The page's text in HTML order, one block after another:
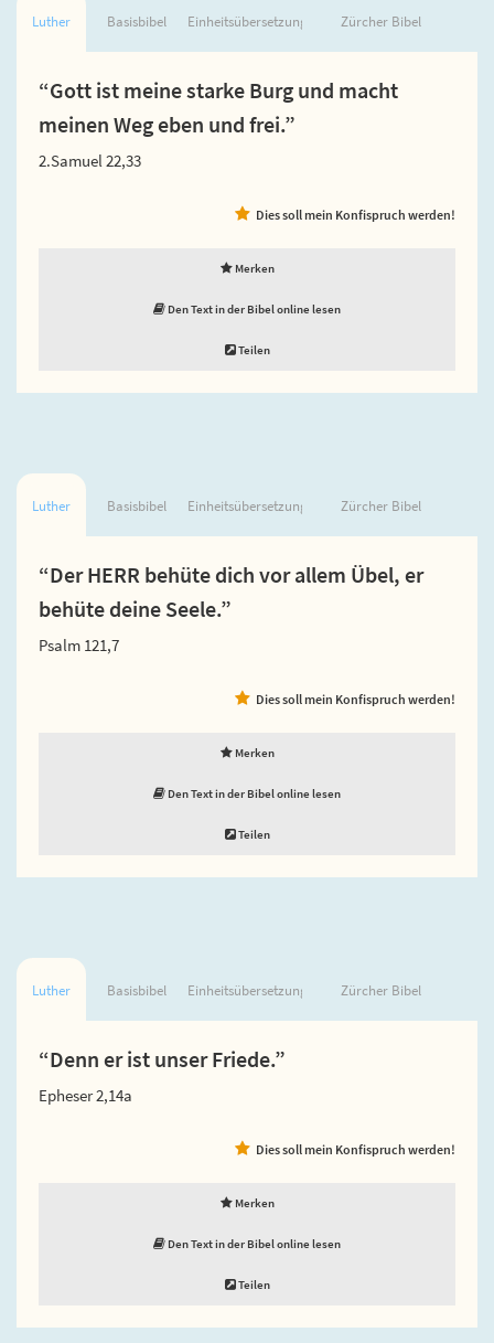
Luther Basisbibel Einheitsübersetzung Zürcher Bibel
“Gott ist meine starke Burg und macht
meinen Weg eben und frei.”
2.Samuel 22,33
Dies soll mein Konfispruch werden!
Merken
Den Text in der Bibel online lesen
Teilen
Luther Basisbibel Einheitsübersetzung Zürcher Bibel
“Der HERR behüte dich vor allem Übel, er
behüte deine Seele.”
Psalm 121,7
Dies soll mein Konfispruch werden!
Merken
Den Text in der Bibel online lesen
Teilen
Luther Basisbibel Einheitsübersetzung Zürcher Bibel
“Denn er ist unser Friede.”
Epheser 2,14a
Dies soll mein Konfispruch werden!
Merken
Den Text in der Bibel online lesen
Teilen